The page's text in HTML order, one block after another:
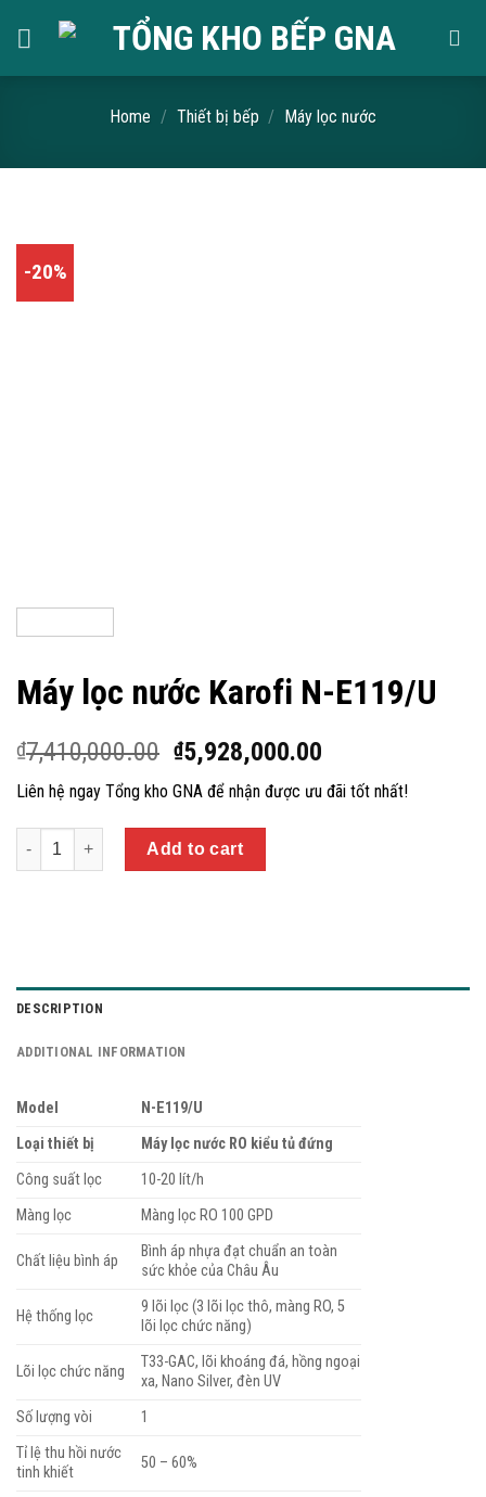
Home / Thiết bị bếp / Máy lọc nước
-20%
Máy lọc nước Karofi N-E119/U
₫7,410,000.00 ₫5,928,000.00
Liên hệ ngay Tổng kho GNA để nhận được ưu đãi tốt nhất!
Quantity
Add to cart
DESCRIPTION
ADDITIONAL INFORMATION
Model
N-E119/U
Loại thiết bị
Máy lọc nước RO kiểu tủ đứng
Công suất lọc
10-20 lít/h
Màng lọc
Màng lọc RO 100 GPD
Chất liệu bình áp
Bình áp nhựa đạt chuẩn an toàn
sức khỏe của Châu Âu
Hệ thống lọc
9 lõi lọc (3 lõi lọc thô, màng RO, 5
lõi lọc chức năng)
Lõi lọc chức năng
T33-GAC, lõi khoáng đá, hồng ngoại
xa, Nano Silver, đèn UV
Số lượng vòi
1
Tỉ lệ thu hồi nước
tinh khiết
50 – 60%